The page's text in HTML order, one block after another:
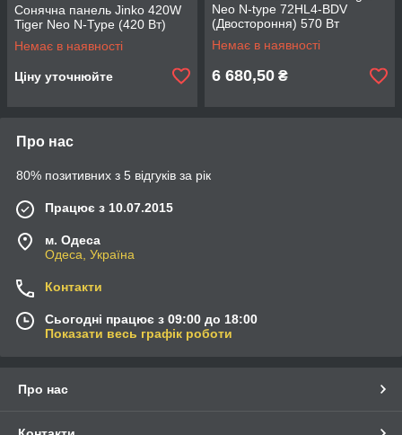
Сонячна панель Jinko 420W
Tiger Neo N-Type (420 Вт)
Немає в наявності
Ціну уточнюйте
Neo N-type 72HL4-BDV
(Двостороння) 570 Вт
Немає в наявності
6 680,50 ₴
Про нас
80% позитивних з 5 відгуків за рік
Працює з 10.07.2015
м. Одеса
Одеса, Україна
Контакти
Сьогодні працює з 09:00 до 18:00
Показати весь графік роботи
Про нас